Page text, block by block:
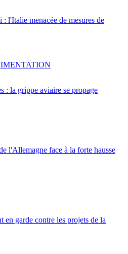
l'Italie menacée de mesures de
: la grippe aviaire se propage
l'Allemagne face à la forte hausse
en garde contre les projets de la